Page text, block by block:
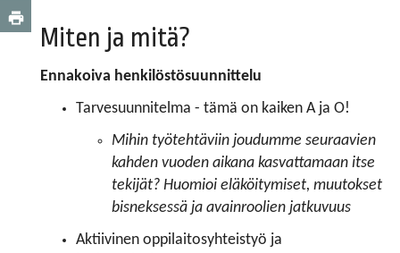
Miten ja mitä?
Ennakoiva henkilöstösuunnittelu
Tarvesuunnitelma - tämä on kaiken A ja O!
Mihin työtehtäviin joudumme seuraavien
kahden vuoden aikana kasvattamaan itse
tekijät? Huomioi eläköitymiset, muutokset
bisneksessä ja avainroolien jatkuvuus
Aktiivinen oppilaitosyhteistyö ja